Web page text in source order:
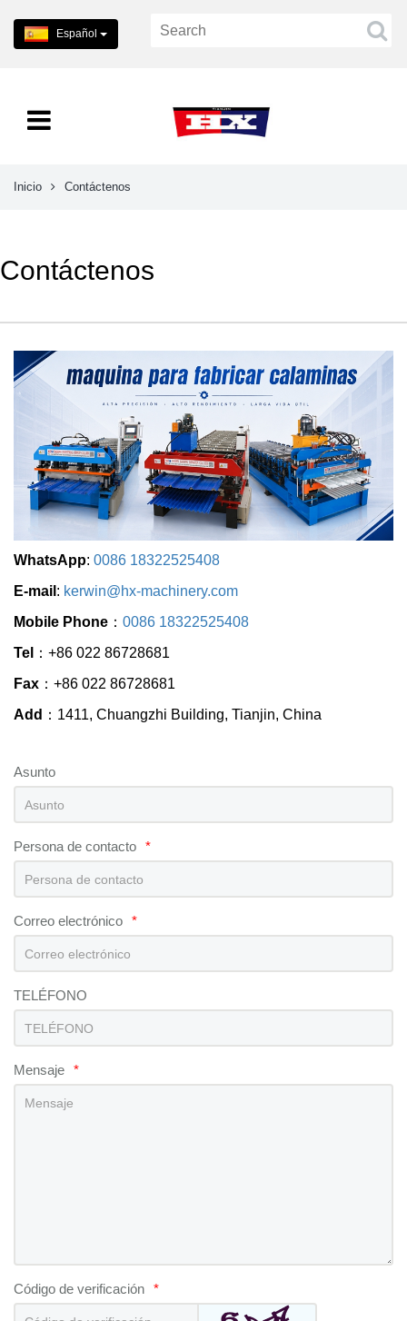
Español
Inicio Contáctenos
Contáctenos
WhatsApp: 0086 18322525408
E-mail : kerwin@hx-machinery.com
Mobile Phone ： 0086 18322525408
Tel
：+86 022 86728681
Fax ：+86 022 86728681
Add ：1411, Chuangzhi Building, Tianjin, China
Asunto
Persona de contacto *
Correo electrónico *
TELÉFONO
Mensaje *
Código de verificación *